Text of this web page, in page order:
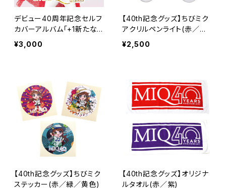
デビュー40周年記念セルフ
カバーアルバム｢+1新たな
伝説へ｣
¥3,000
【40th記念グッズ】ちびミク
アクリルペンライト(赤／緑
／黄色)
¥2,500
【40th記念グッズ】ちびミク
ステッカー(赤／緑／黄色)
【40th記念グッズ】オリジナ
ルタオル(赤／紫)